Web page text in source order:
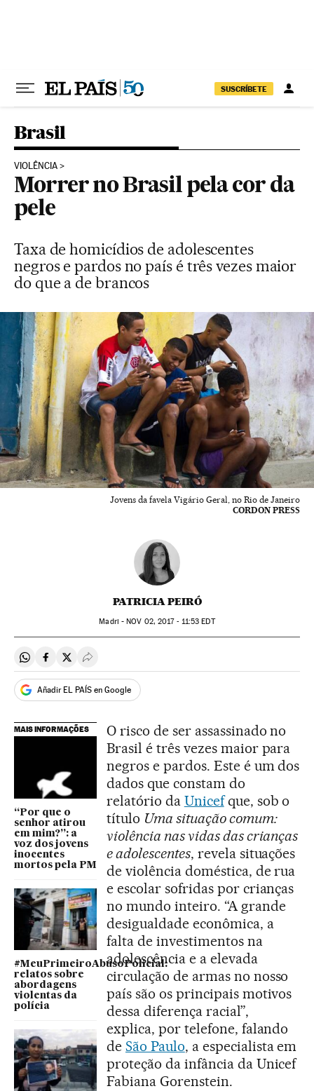
SUSCRÍBETE
Brasil
VIOLÊNCIA
Morrer no Brasil pela cor da
pele
Taxa de homicídios de adolescentes
negros e pardos no país é três vezes maior
do que a de brancos
Jovens da favela Vigário Geral, no Rio de Janeiro
CORDON PRESS
PATRICIA PEIRÓ
Madri - NOV 02, 2017 - 11:53 EDT
Compartir en Whatsapp
Compartir en Facebook
Compartir en Twitter
Desplegar Redes Sociales
Añadir EL PAÍS en Google
MAIS INFORMAÇÕES
“Por que o
senhor atirou
em mim?”: a
voz dos jovens
inocentes
mortos pela PM
#MeuPrimeiroAbusoPolicial:
relatos sobre
abordagens
violentas da
polícia
O risco de ser assassinado no
Brasil é três vezes maior para
negros e pardos. Este é um dos
dados que constam do
relatório da Unicefque, sob o
título Uma situação comum:
violência nas vidas das crianças
e adolescentes, revela situações
de violência doméstica, de rua
e escolar sofridas por crianças
no mundo inteiro. “A grande
desigualdade econômica, a
falta de investimentos na
adolescência e a elevada
circulação de armas no nosso
país são os principais motivos
dessa diferença racial”,
explica, por telefone, falando
de São Paulo, a especialista em
proteção da infância da Unicef
Fabiana Gorenstein.